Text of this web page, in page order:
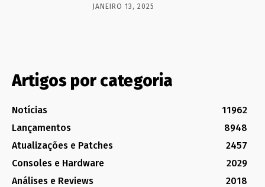
JANEIRO 13, 2025
Artigos por categoria
Notícias
11962
Lançamentos
8948
Atualizações e Patches
2457
Consoles e Hardware
2029
Análises e Reviews
2018